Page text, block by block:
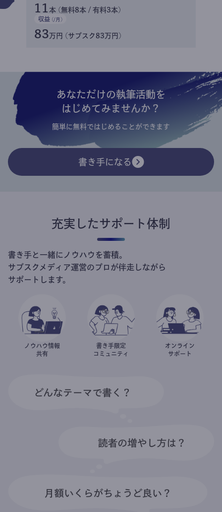
11 本 (無料8本 / 有料3本)
収益 (/月)
83万円 (サブスク83万円)
あなただけの執筆活動を
はじめてみませんか？
簡単に無料ではじめることができます
書き手になる
充実したサポート体制
書き手と一緒にノウハウを蓄積。
サブスクメディア運営のプロが伴走しながら
サポートします。
ノウハウ情報
共有
書き手限定
コミュニティ
オンライン
サポート